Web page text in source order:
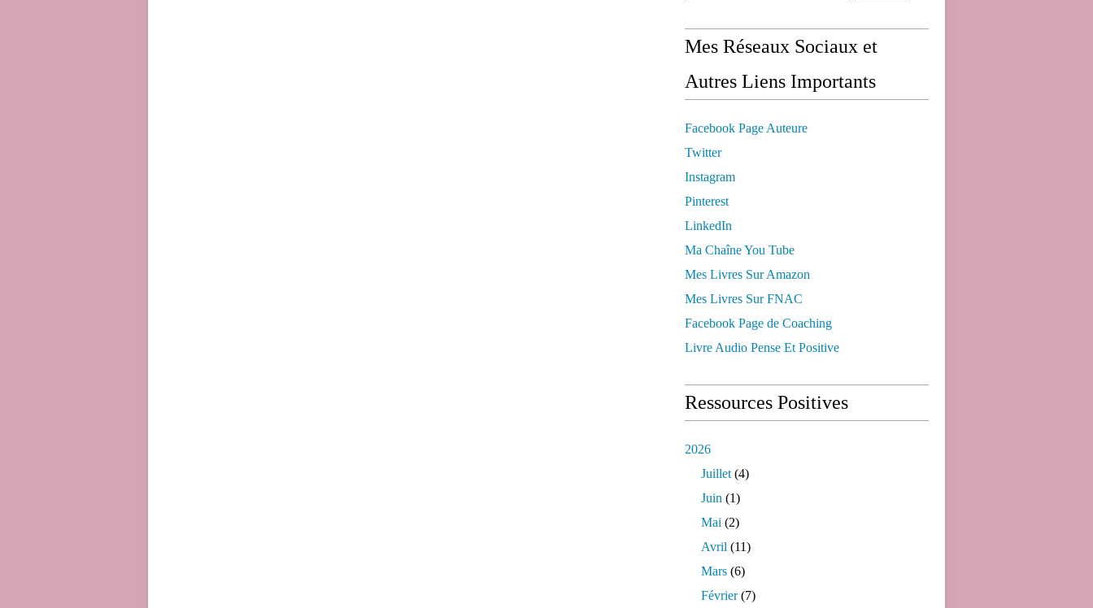
Mes Réseaux Sociaux et
Autres Liens Importants
Facebook Page Auteure
Twitter
Instagram
Pinterest
LinkedIn
Ma Chaîne You Tube
Mes Livres Sur Amazon
Mes Livres Sur FNAC
Facebook Page de Coaching
Livre Audio Pense Et Positive
Ressources Positives
2026
Juillet (4)
Juin (1)
Mai (2)
Avril (11)
Mars (6)
Février(7)